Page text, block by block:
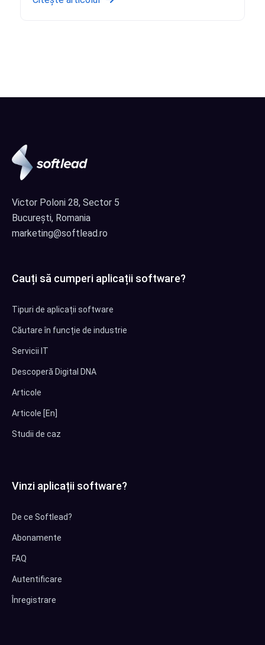
Victor Poloni 28, Sector 5
București, Romania
marketing@softlead.ro
Cauți să cumperi aplicații software?
Tipuri de aplicații software
Căutare în funcție de industrie
Servicii IT
Descoperă Digital DNA
Articole
Articole [En]
Studii de caz
Vinzi aplicații software?
De ce Softlead?
Abonamente
FAQ
Autentificare
Înregistrare